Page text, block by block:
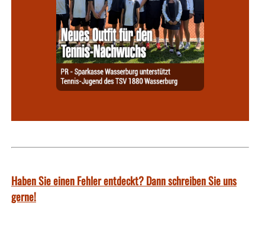
Haben Sie einen Fehler entdeckt? Dann schreiben Sie uns
gerne!